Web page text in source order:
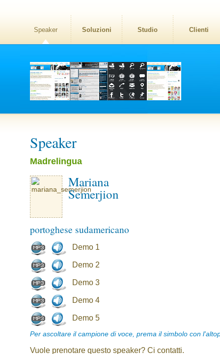
Speaker Soluzioni Studio Clienti
Speaker
Madrelingua
Mariana
Semerjion
portoghese sudamericano
Demo 1
Demo 2
Demo 3
Demo 4
Demo 5
Per ascoltare il campione di voce, prema il simbolo con
Vuole prenotare questo speaker? Ci contatti.